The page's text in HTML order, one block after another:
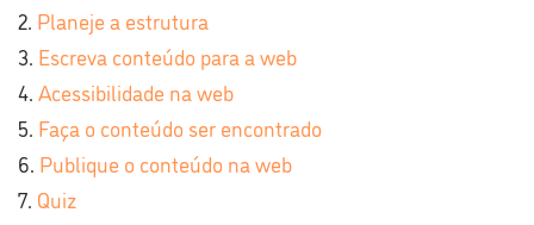
Planeje a estrutura
Escreva conteúdo para a web
Acessibilidade na web
Faça o conteúdo ser encontrado
Publique o conteúdo na web
Quiz